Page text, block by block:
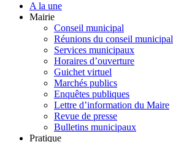
A la une
Mairie
Conseil municipal
Réunions du conseil municipal
Services municipaux
Horaires d’ouverture
Guichet virtuel
Marchés publics
Enquêtes publiques
Lettre d’information du Maire
Revue de presse
Bulletins municipaux
Pratique